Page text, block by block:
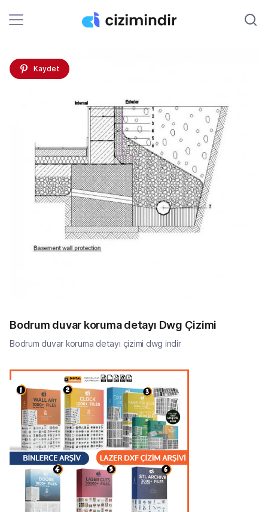
Kaydet
Bodrum duvar koruma detayı Dwg Çizimi
Bodrum duvar koruma detayı çizimi dwg indir